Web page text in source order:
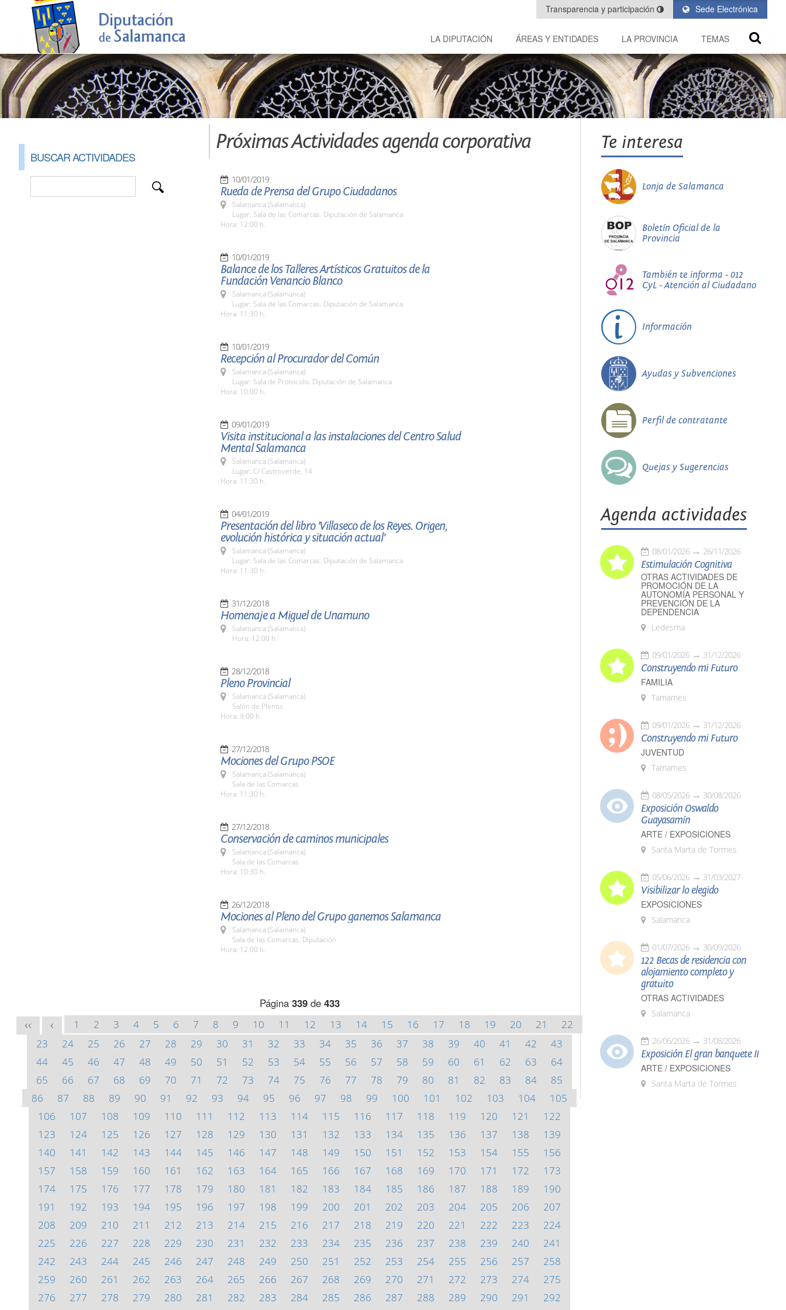
Sede Electrónica
Transparencia y participación
LA DIPUTACIÓN ÁREAS Y ENTIDADES LA PROVINCIA TEMAS
BUSCAR ACTIVIDADES
Próximas Actividades agenda corporativa
10/01/2019
Rueda de Prensa del Grupo Ciudadanos
Salamanca (Salamanca)
Lugar: Sala de las Comarcas. Diputación de Salamanca
Hora: 12:00 h.
10/01/2019
Balance de los Talleres Artísticos Gratuitos de la
Fundación Venancio Blanco
Salamanca (Salamanca)
Lugar: Sala de las Comarcas. Diputación de Salamanca
Hora: 11:30 h.
10/01/2019
Recepción al Procurador del Común
Salamanca (Salamanca)
Lugar: Sala de Protocolo. Diputación de Salamanca
Hora: 10:00 h.
09/01/2019
Visita institucional a las instalaciones del Centro Salud
Mental Salamanca
Salamanca (Salamanca)
Lugar: C/ Castroverde, 14
Hora: 11:30 h.
04/01/2019
Presentación del libro 'Villaseco de los Reyes. Origen,
evolución histórica y situación actual'
Salamanca (Salamanca)
Lugar: Sala de las Comarcas. Diputación de Salamanca
Hora: 11:30 h.
31/12/2018
Homenaje a Miguel de Unamuno
Salamanca (Salamanca)
Hora: 12:00 h
28/12/2018
Pleno Provincial
Salamanca (Salamanca)
Salón de Plenos
Hora: 9:00 h.
27/12/2018
Mociones del Grupo PSOE
Salamanca (Salamanca)
Sala de las Comarcas
Hora: 11:30 h.
27/12/2018
Conservación de caminos municipales
Salamanca (Salamanca)
Sala de las Comarcas
Hora: 10:30 h.
26/12/2018
Mociones al Pleno del Grupo ganemos Salamanca
Salamanca (Salamanca)
Sala de las Comarcas. Diputación
Hora: 12:00 h.
Página 339de 433
<< < 1 2 3 4 5 6 7 8 9 10 11 12 13 14 15 16 17 18 19 20 21
22
23
24 25 26 27 28 29 30 31 32 33 34 35 36 37 38 39 40 41 42
43
44
45 46 47 48 49 50 51 52 53 54 55 56 57 58 59 60 61 62 63
64
65
66 67 68 69 70 71 72 73 74 75 76 77 78 79 80 81 82 83 84
85
86
87 88 89 90 91 92 93 94 95 96 97 98 99 100 101 102 103 104
105
106
107 108 109 110 111 112 113 114 115 116 117 118 119 120 121
122
123
124 125 126 127 128 129 130 131 132 133 134 135 136 137 138
139
140
141 142 143 144 145 146 147 148 149 150 151 152 153 154 155
156
157
158 159 160 161 162 163 164 165 166 167 168 169 170 171 172
173
174
175 176 177 178 179 180 181 182 183 184 185 186 187 188 189
190
191
192 193 194 195 196 197 198 199 200 201 202 203 204 205 206
207
208
209 210 211 212 213 214 215 216 217 218 219 220 221 222 223
224
225
226 227 228 229 230 231 232 233 234 235 236 237 238 239 240
241
242
243 244 245 246 247 248 249 250 251 252 253 254 255 256 257
258
259
260 261 262 263 264 265 266 267 268 269 270 271 272 273 274
275
276
277 278 279 280 281 282 283 284 285 286 287 288 289 290 291
292
Te interesa
Lonja de Salamanca
Boletín Oficial de la
Provincia
También te informa - 012
CyL - Atención al Ciudadano
Información
Ayudas y Subvenciones
Perfil de contratante
Quejas y Sugerencias
Agenda actividades
08/01/2026 26/11/2026
Estimulación Cognitiva
OTRAS ACTIVIDADES DE
PROMOCIÓN DE LA
AUTONOMÍA PERSONAL Y
PREVENCIÓN DE LA
DEPENDENCIA
Ledesma
09/01/2026 31/12/2026
Construyendo mi Futuro
FAMILIA
Tamames
09/01/2026 31/12/2026
Construyendo mi Futuro
JUVENTUD
Tamames
08/05/2026 30/08/2026
Exposición Oswaldo
Guayasamín
ARTE / EXPOSICIONES
Santa Marta de Tormes
05/06/2026 31/03/2027
Visibilizar lo elegido
EXPOSICIONES
Salamanca
01/07/2026 30/09/2026
122 Becas de residencia con
alojamiento completo y
gratuito
OTRAS ACTIVIDADES
Salamanca
26/06/2026 31/08/2026
Exposición El gran banquete II
ARTE / EXPOSICIONES
Santa Marta de Tormes